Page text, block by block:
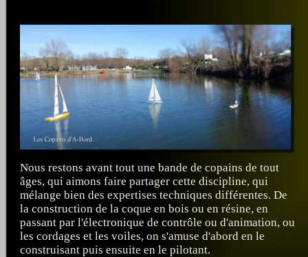
Nous restons avant tout une bande de copains de tout
âges, qui aimons faire partager cette discipline, qui
mélange bien des expertises techniques différentes. De
la construction de la coque en bois ou en résine, en
passant par l'électronique de contrôle ou d'animation, ou
les cordages et les voiles, on s'amuse d'abord en le
construisant puis ensuite en le pilotant.